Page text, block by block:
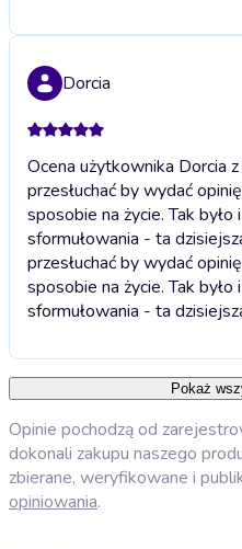
Dorcia
Ocena użytkownika Dorcia
przesłuchać by wydać
sposobie na życie. Tak
sformułowania - ta
przesłuchać by wydać
sposobie na życie. Tak
sformułowania - ta
Pokaż
Opinie pochodzą od
dokonali zakupu naszego
zbierane, weryfikowane i
opiniowania.